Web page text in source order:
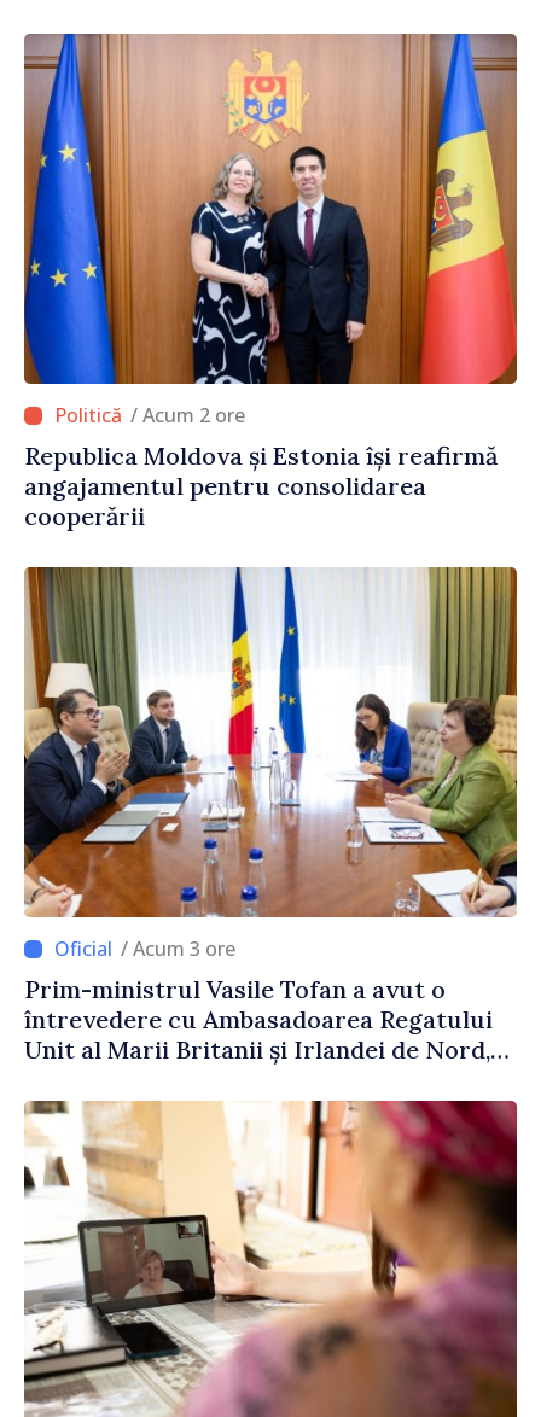
/ Acum 2 ore
Republica Moldova și Estonia își reafirmă
angajamentul pentru consolidarea
cooperării
/ Acum 3 ore
Prim-ministrul Vasile Tofan a avut o
întrevedere cu Ambasadoarea Regatului
Unit al Marii Britanii și Irlandei de Nord,